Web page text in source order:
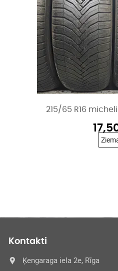
215/
Kontakti
Ķengaraga iela 2e, Rīga